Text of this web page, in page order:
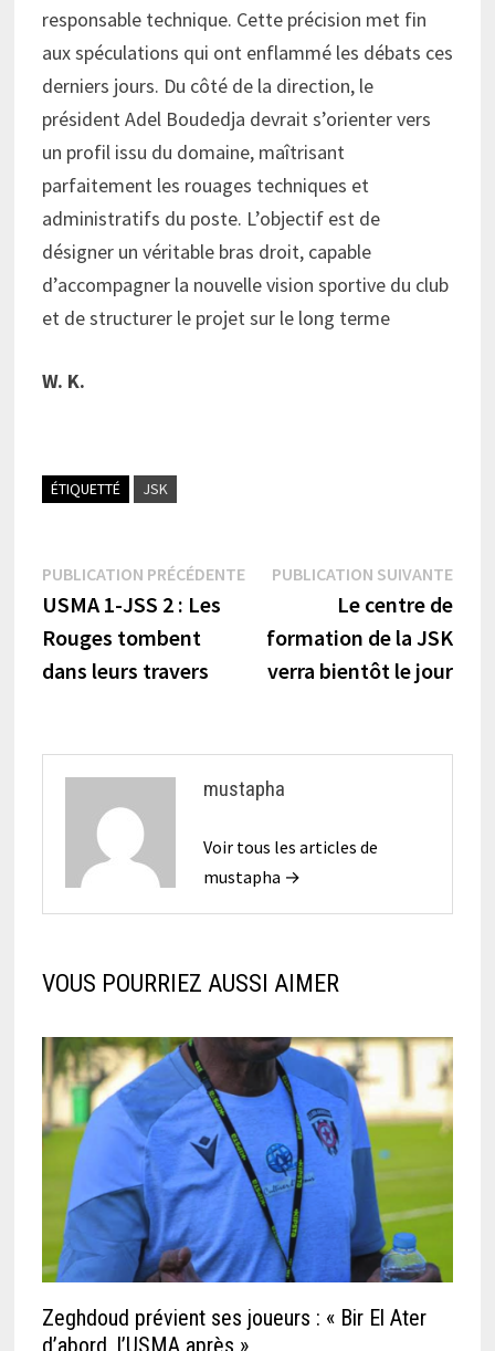
responsable technique. Cette précision met fin
aux spéculations qui ont enflammé les débats ces
derniers jours. Du côté de la direction, le
président Adel Boudedja devrait s’orienter vers
un profil issu du domaine, maîtrisant
parfaitement les rouages techniques et
administratifs du poste. L’objectif est de
désigner un véritable bras droit, capable
d’accompagner la nouvelle vision sportive du club
et de structurer le projet sur le long terme
W. K.
ÉTIQUETTÉ JSK
Navigation
de
l’article
PUBLICATION PRÉCÉDENTEPublication
précédente :
USMA 1-JSS 2 : Les
Rouges tombent
dans leurs travers
PUBLICATION SUIVANTE
Le centre de
formation de la JSK
verra bientôt le jour
mustapha
Voir tous les articles de
mustapha →
VOUS POURRIEZ AUSSI AIMER
Zeghdoud prévient ses joueurs : « Bir El Ater
d’abord, l’USMA après »